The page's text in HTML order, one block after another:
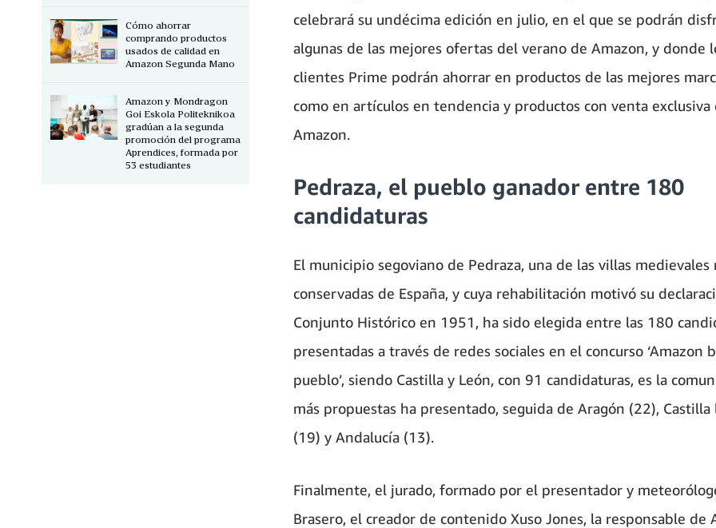
celebrará su undécima edición en julio, en el que se podrán
algunas de las mejores ofertas del verano de Amazon, y donde
clientes Prime podrán ahorrar en productos de las mejores
como en artículos en tendencia y productos con venta exclusiva
Amazon.
Pedraza, el pueblo ganador entre 180
candidaturas
El municipio segoviano de Pedraza, una de las villas medievales
conservadas de España, y cuya rehabilitación motivó su
Conjunto Histórico en 1951, ha sido elegida entre las 180
presentadas a través de redes sociales en el concurso ‘Amazon
pueblo’, siendo Castilla y León, con 91 candidaturas, es la
más propuestas ha presentado, seguida de Aragón (22), Castilla
(19) y Andalucía (13).
Finalmente, el jurado, formado por el presentador y
Brasero, el creador de contenido Xuso Jones, la responsable de
Cómo ahorrar
comprando productos
usados de calidad en
Amazon Segunda Mano
Amazon y Mondragon
Goi Eskola Politeknikoa
gradúan a la segunda
promoción del programa
Aprendices, formada por
53 estudiantes